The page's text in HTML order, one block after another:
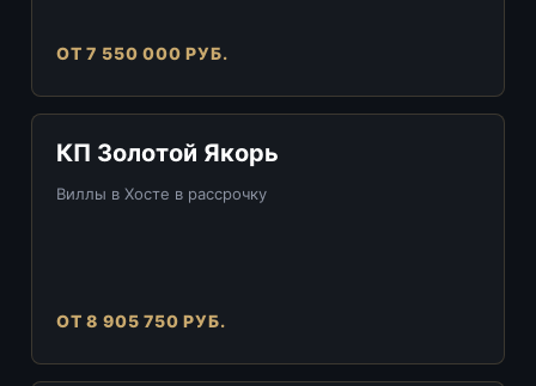
ОТ 7 550 000 РУБ.
КП Золотой Якорь
Виллы в Хосте в рассрочку
ОТ 8 905 750 РУБ.